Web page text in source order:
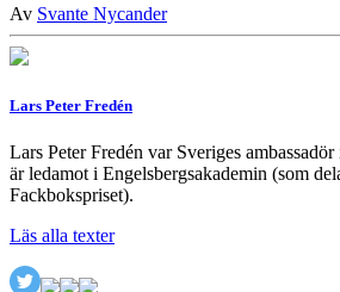
Av Svante Nycander
Lars Peter Fredén
Lars Peter Fredén var Sveriges
är ledamot i Engelsbergsakademin (som
Fackbokspriset).
Läs alla texter